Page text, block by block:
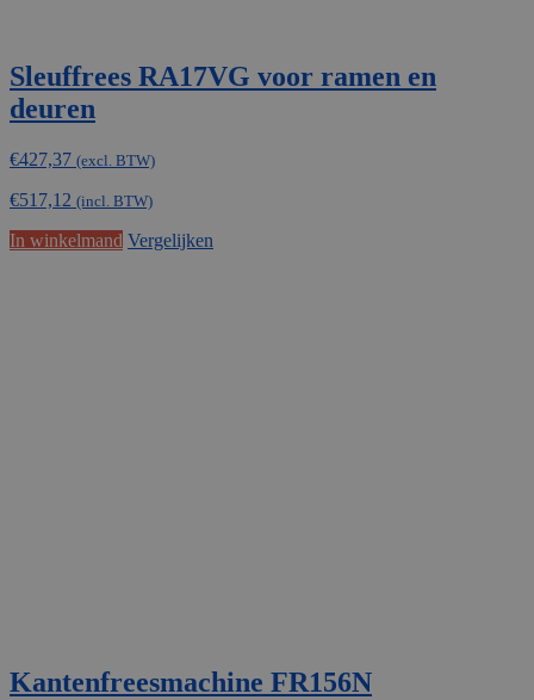
Sleuffrees RA17VG voor ramen en
deuren
€427,37 (excl. BTW)
€517,12 (incl. BTW)
In winkelmand Vergelijken
Kantenfreesmachine FR156N